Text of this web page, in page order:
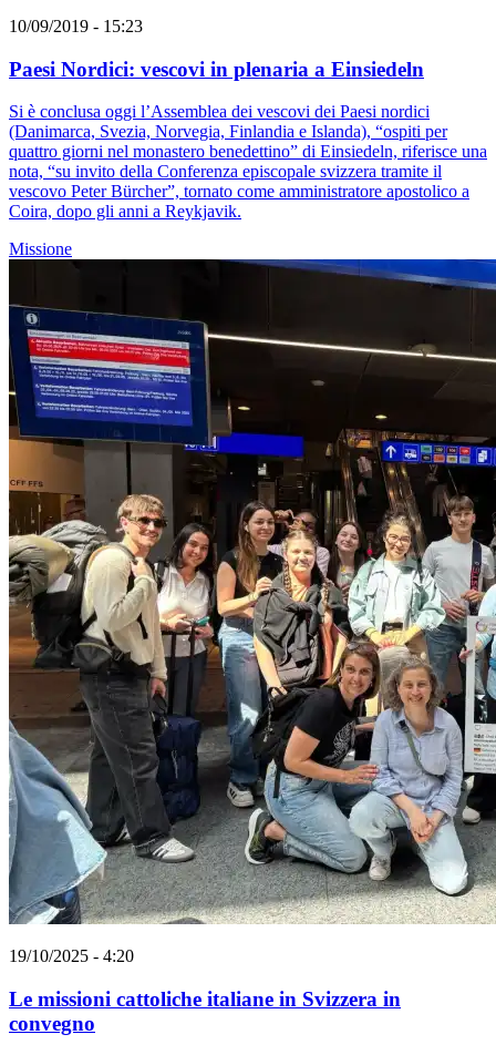
10/09/2019 - 15:23
Paesi Nordici: vescovi in plenaria a Einsiedeln
Si è conclusa oggi l’Assemblea dei vescovi dei Paesi nordici
(Danimarca, Svezia, Norvegia, Finlandia e Islanda), “ospiti per
quattro giorni nel monastero benedettino” di Einsiedeln, riferisce una
nota, “su invito della Conferenza episcopale svizzera tramite il
vescovo Peter Bürcher”, tornato come amministratore apostolico a
Coira, dopo gli anni a Reykjavik.
Missione
19/10/2025 - 4:20
Le missioni cattoliche italiane in Svizzera in
convegno